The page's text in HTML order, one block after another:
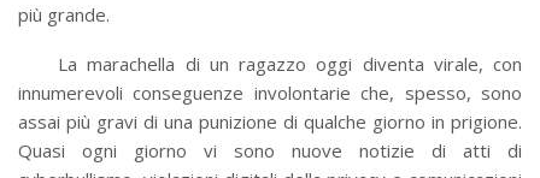
più grande.
La marachella di un ragazzo oggi diventa virale, con
innumerevoli conseguenze involontarie che, spesso, sono
assai più gravi di una punizione di qualche giorno in prigione.
Quasi ogni giorno vi sono nuove notizie di atti di